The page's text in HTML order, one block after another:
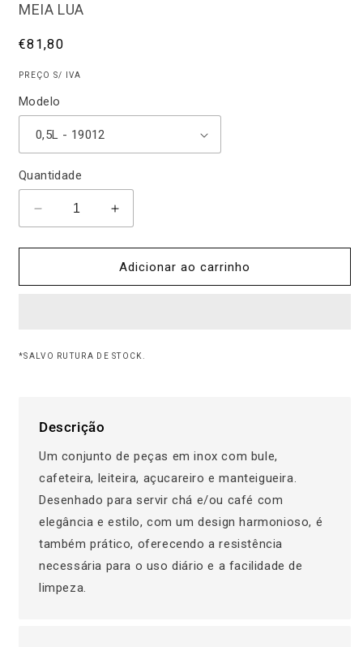
MEIA LUA
Preço
€81,80
PREÇO S/ IVA
Modelo
Quantidade
Diminuir
a
quantidade
Serviço
MEIA
Aumentar
a
quantidade
de
Serviço
MEIA
Adicionar ao carrinho
*SALVO RUTURA DE STOCK.
Descrição
Um conjunto de peças em inox com bule,
cafeteira, leiteira, açucareiro e manteigueira.
Desenhado para servir chá e/ou café com
elegância e estilo, com um design harmonioso, é
também prático, oferecendo a resistência
necessária para o uso diário e a facilidade de
limpeza.